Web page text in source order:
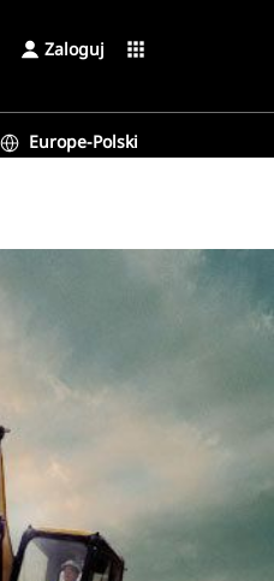
Zaloguj apps
Europe-Polski